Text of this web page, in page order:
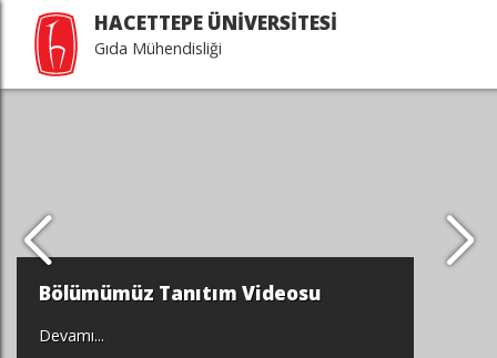
HACETTEPE ÜNİVERSİTESİ
Gıda Mühendisliği
Bölümümüz Tanıtım Videosu
Devamı...